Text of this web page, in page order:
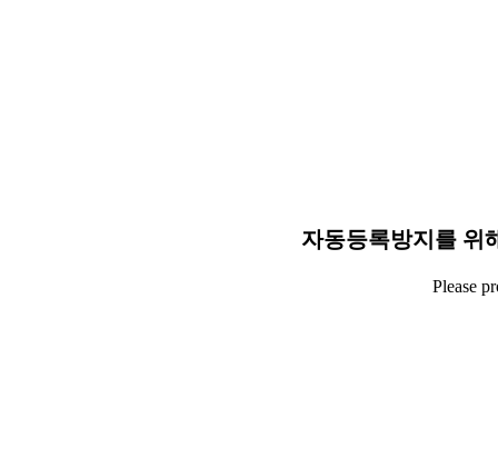
자동등록방지를 위
Please